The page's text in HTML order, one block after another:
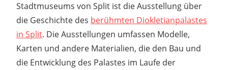
Stadtmuseums von Split ist die Ausstellung über
die Geschichte des berühmten Diokletianpalastes
in Split. Die Ausstellungen umfassen Modelle,
Karten und andere Materialien, die den Bau und
die Entwicklung des Palastes im Laufe der